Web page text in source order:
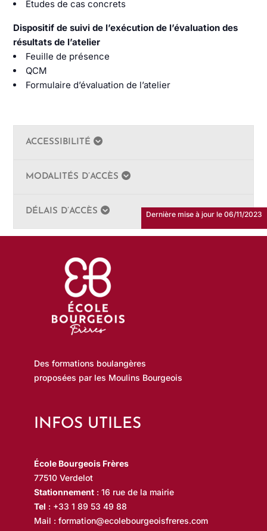
Études de cas concrets
Dispositif de suivi de l’exécution de l’évaluation des
résultats de l’atelier
Feuille de présence
QCM
Formulaire d’évaluation de l’atelier
ACCESSIBILITÉ
MODALITÉS D’ACCÈS
DÉLAIS D’ACCÈS Dernière mise à jour le 06/11/2023
Des formations boulangères
proposées par les Moulins Bourgeois
INFOS UTILES
École Bourgeois Frères
77510 Verdelot
Stationnement: 16 rue de la mairie
Tel : +33 1 89 53 49 88
Mail : formation@ecolebourgeoisfreres.com